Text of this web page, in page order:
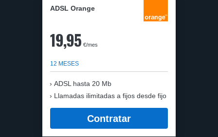
ADSL Orange
19,95 €/mes
12 MESES
ADSL hasta 20 Mb
Llamadas ilimitadas a fijos desde fijo
Contratar